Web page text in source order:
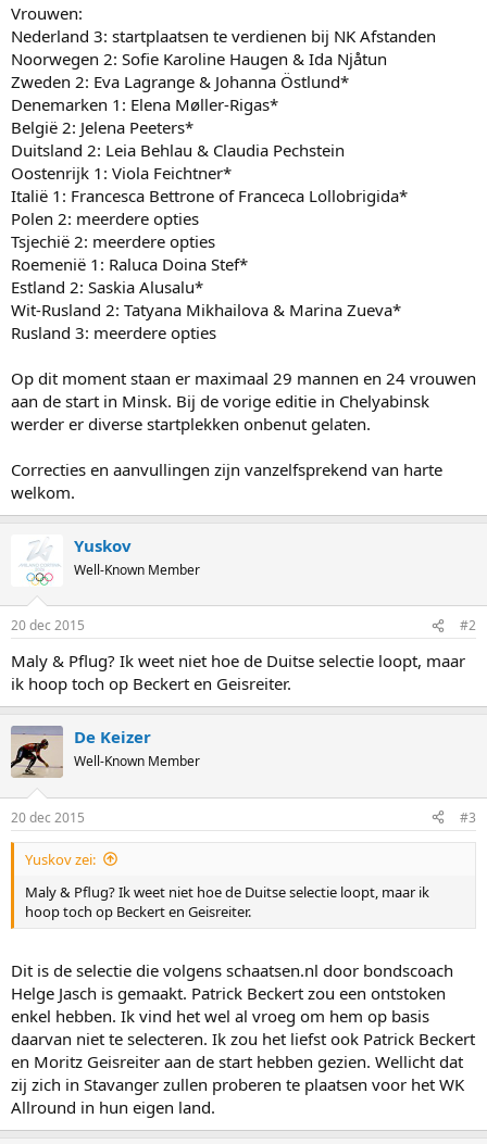
Vrouwen:
Nederland 3: startplaatsen te verdienen bij NK Afstanden
Noorwegen 2: Sofie Karoline Haugen & Ida Njåtun
Zweden 2: Eva Lagrange & Johanna Östlund*
Denemarken 1: Elena Møller-Rigas*
België 2: Jelena Peeters*
Duitsland 2: Leia Behlau & Claudia Pechstein
Oostenrijk 1: Viola Feichtner*
Italië 1: Francesca Bettrone of Franceca Lollobrigida*
Polen 2: meerdere opties
Tsjechië 2: meerdere opties
Roemenië 1: Raluca Doina Stef*
Estland 2: Saskia Alusalu*
Wit-Rusland 2: Tatyana Mikhailova & Marina Zueva*
Rusland 3: meerdere opties
Op dit moment staan er maximaal 29 mannen en 24 vrouwen
aan de start in Minsk. Bij de vorige editie in Chelyabinsk
werder er diverse startplekken onbenut gelaten.
Correcties en aanvullingen zijn vanzelfsprekend van harte
welkom.
Yuskov
Well-Known Member
20 dec 2015 #2
Maly & Pflug? Ik weet niet hoe de Duitse selectie loopt, maar
ik hoop toch op Beckert en Geisreiter.
De Keizer
Well-Known Member
20 dec 2015 #3
Yuskov zei:
Maly & Pflug? Ik weet niet hoe de Duitse selectie loopt, maar ik
hoop toch op Beckert en Geisreiter.
Dit is de selectie die volgens schaatsen.nl door bondscoach
Helge Jasch is gemaakt. Patrick Beckert zou een ontstoken
enkel hebben. Ik vind het wel al vroeg om hem op basis
daarvan niet te selecteren. Ik zou het liefst ook Patrick Beckert
en Moritz Geisreiter aan de start hebben gezien. Wellicht dat
zij zich in Stavanger zullen proberen te plaatsen voor het WK
Allround in hun eigen land.